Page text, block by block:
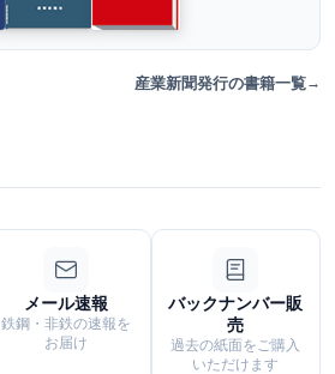
産業新聞発行の書籍一覧
メール速報
鉄鋼・非鉄の速報を
お届け
バックナンバー販
売
過去の紙面をご購入
いただけます